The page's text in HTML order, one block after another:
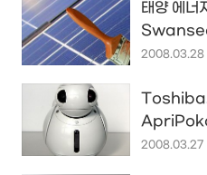
태양 에너
2008.03.28
Toshiba
2008.03.27